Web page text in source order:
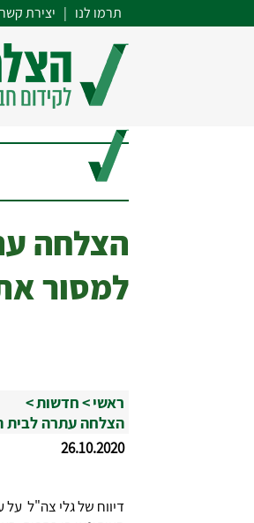
תרמו לנו | יצירת קשר
הצלחה
למסור
ראשי>חדשות>
הצלחה עתרה לבית
26.10.2020
דיווח של גלי צה"ל על עתירת